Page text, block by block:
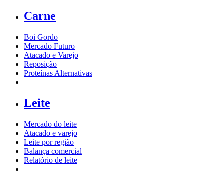
Carne
Boi Gordo
Mercado Futuro
Atacado e Varejo
Reposição
Proteínas Alternativas
Leite
Mercado do leite
Atacado e varejo
Leite por região
Balança comercial
Relatório de leite